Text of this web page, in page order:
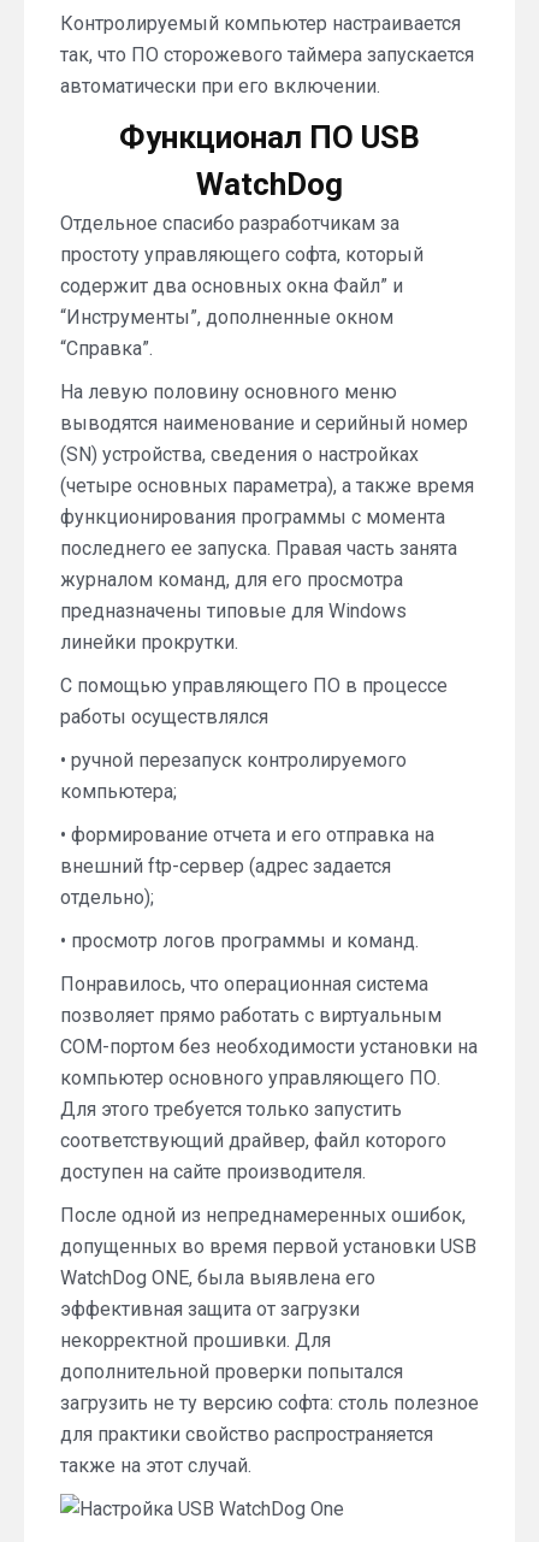
Контролируемый компьютер настраивается
так, что ПО сторожевого таймера запускается
автоматически при его включении.
Функционал ПО USB
WatchDog
Отдельное спасибо разработчикам за
простоту управляющего софта, который
содержит два основных окна Файл” и
“Инструменты”, дополненные окном
“Справка”.
На левую половину основного меню
выводятся наименование и серийный номер
(SN) устройства, сведения о настройках
(четыре основных параметра), а также время
функционирования программы с момента
последнего ее запуска. Правая часть занята
журналом команд, для его просмотра
предназначены типовые для Windows
линейки прокрутки.
С помощью управляющего ПО в процессе
работы осуществлялся
• ручной перезапуск контролируемого
компьютера;
• формирование отчета и его отправка на
внешний ftp-сервер (адрес задается
отдельно);
• просмотр логов программы и команд.
Понравилось, что операционная система
позволяет прямо работать с виртуальным
COM-портом без необходимости установки на
компьютер основного управляющего ПО.
Для этого требуется только запустить
соответствующий драйвер, файл которого
доступен на сайте производителя.
После одной из непреднамеренных ошибок,
допущенных во время первой установки USB
WatchDog ONE, была выявлена его
эффективная защита от загрузки
некорректной прошивки. Для
дополнительной проверки попытался
загрузить не ту версию софта: столь полезное
для практики свойство распространяется
также на этот случай.